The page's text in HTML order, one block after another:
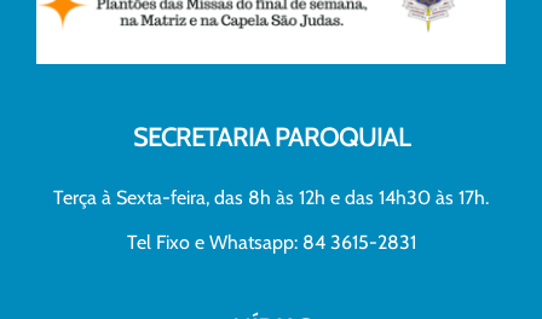
SECRETARIA PAROQUIAL
Terça à Sexta-feira, das 8h às 12h e das 14h30 às 17h.
Tel Fixo e Whatsapp: 84 3615-2831